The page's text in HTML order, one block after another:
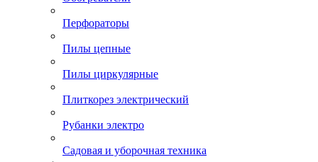
Перфораторы
Пилы цепные
Пилы циркулярные
Плиткорез электрический
Рубанки электро
Садовая и уборочная техника